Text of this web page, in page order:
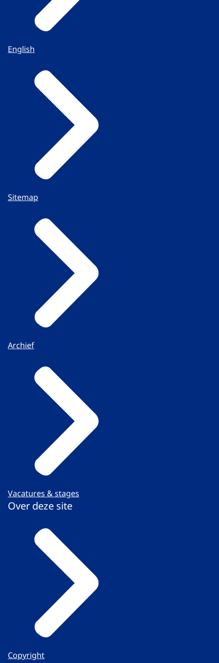
English
Sitemap
Archief
Vacatures & stages
Over deze site
Copyright